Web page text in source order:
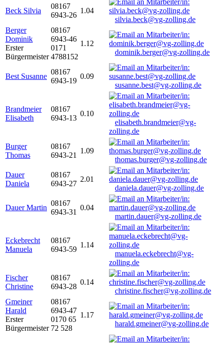
Beck Silvia
08167
6943-26
1.04
silvia.beck@vg-zolling.de
Berger
Dominik
Erster
Bürgermeister
08167
6943-46
0171
4788152
1.12
dominik.berger@vg-zolling.de
Best Susanne
08167
6943-19
0.09
susanne.best@vg-zolling.de
Brandmeier
Elisabeth
08167
6943-13
0.10
elisabeth.brandmeier@vg-
zolling.de
Burger
Thomas
08167
6943-21
1.09
thomas.burger@vg-zolling.de
Dauer
Daniela
08167
6943-27
2.01
daniela.dauer@vg-zolling.de
Dauer Martin
08167
6943-31
0.04
martin.dauer@vg-zolling.de
Eckebrecht
Manuela
08167
6943-59
1.14
manuela.eckebrecht@vg-
zolling.de
Fischer
Christine
08167
6943-28
0.14
christine.fischer@vg-zolling.de
Gmeiner
Harald
Erster
Bürgermeister
08167
6943-47
0170 65
72 528
1.17
harald.gmeiner@vg-zolling.de